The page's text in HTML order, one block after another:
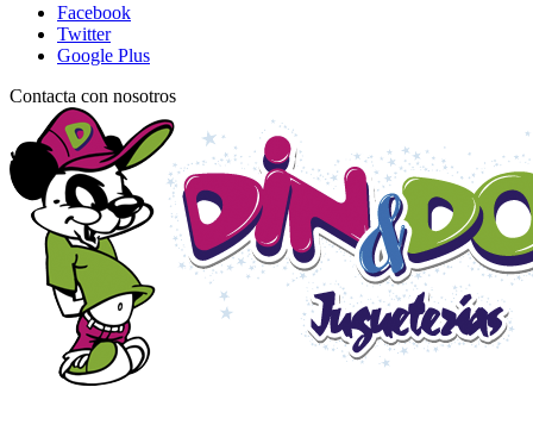
Facebook
Twitter
Google Plus
Contacta con nosotros